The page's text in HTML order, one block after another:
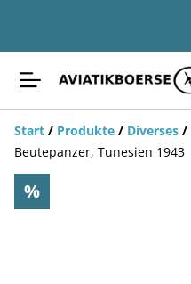
Start / Produkte / Diverses /
Beutepanzer, Tunesien 1943
%